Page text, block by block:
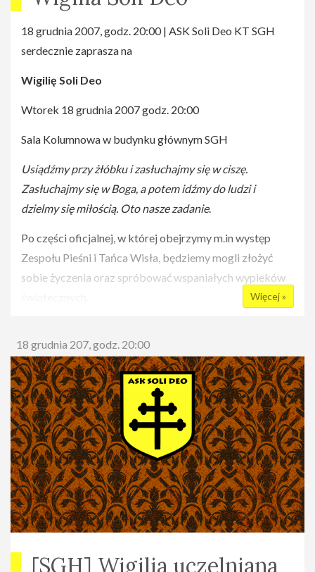
18 grudnia 2007, godz. 20:00 | ASK Soli Deo KT SGH
serdecznie zaprasza na
Wigilię Soli Deo
Wtorek 18 grudnia 2007 godz. 20:00
Sala Kolumnowa w budynku głównym SGH
Usiądźmy przy żłóbku i zasłuchajmy się w ciszę.
Zasłuchajmy się w Boga, a potem idźmy do ludzi i
dzielmy się miłością. Oto nasze zadanie.
Po części oficjalnej, w której obejrzymy m.in występ
Zespołu Pieśni i Tańca Wisła, będziemy mogli złożyć
sobie życzenia oraz spróbować wspaniałych wypieków
Więcej »
18 grudnia 207, godz. 20:00
[SGH] Wigilia uczelniana